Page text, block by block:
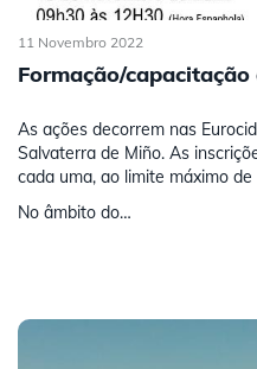
11 Novembro 2022
Formação/
As ações decorrem nas
Salvaterra de Miño. As
cada uma, ao limite máximo
No âmbito do…